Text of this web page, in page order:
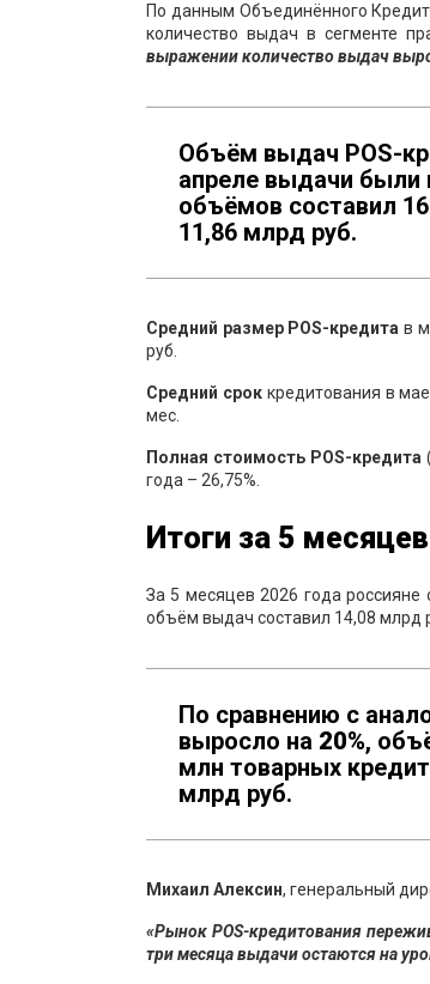
По данным Объединённого
количество выдач в сегменте
выражении количество выдач
Объём выдач POS-
апреле выдачи были
объёмов составил
11,86 млрд руб.
Средний размер POS-кредита в
руб.
Средний сроккредитования в
мес.
Полная стоимость POS-кредита
года – 26,75%.
Итоги за 5 месяцев
За 5 месяцев 2026 года россияне
объём выдач составил 14,08 млрд
По сравнению с
выросло на 20%,
млн товарных
млрд руб.
Михаил Алексин, генеральный
«Рынок POS-кредитования
три месяца выдачи остаются на